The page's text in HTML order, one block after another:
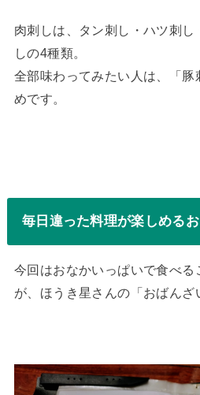
肉刺しは、タン刺し・ハツ刺
しの4種類。
全部味わってみたい人は、「
めです。
毎日違った料理が楽しめる
今回はおなかいっぱいで食べる
が、ほうき星さんの「おばんざ